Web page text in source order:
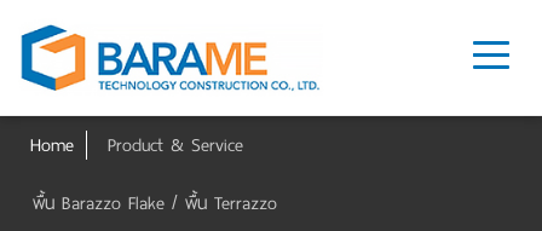
Home
Product & Service
พื้น Barazzo Flake / พื้น Terrazzo